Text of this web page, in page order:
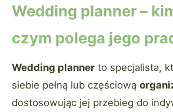
Wedding planner –
czym polega jego
Wedding planner to specjalista,
siebie pełną lub częściową
dostosowując jej przebieg do